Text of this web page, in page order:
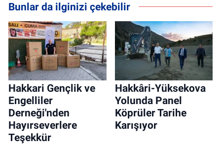
Bunlar da ilginizi çekebilir
Hakkari Gençlik ve
Engelliler
Derneği'nden
Hayırseverlere
Teşekkür
Hakkâri-Yüksekova
Yolunda Panel
Köprüler Tarihe
Karışıyor